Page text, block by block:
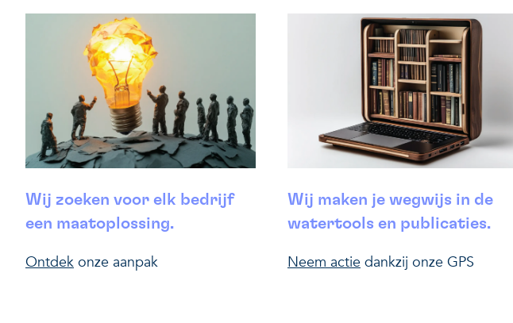
Wij zoeken voor elk bedrijf
een maatoplossing.
Ontdek onze aanpak
Wij maken je wegwijs in de
watertools en publicaties.
Neem actie dankzij onze GPS